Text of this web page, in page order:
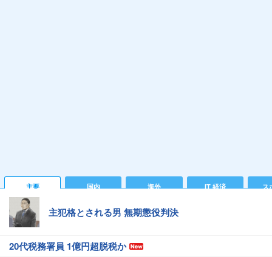
主要 国内 海外 IT 経済 ス
主犯格とされる男 無期懲役判決
20代税務署員 1億円超脱税か